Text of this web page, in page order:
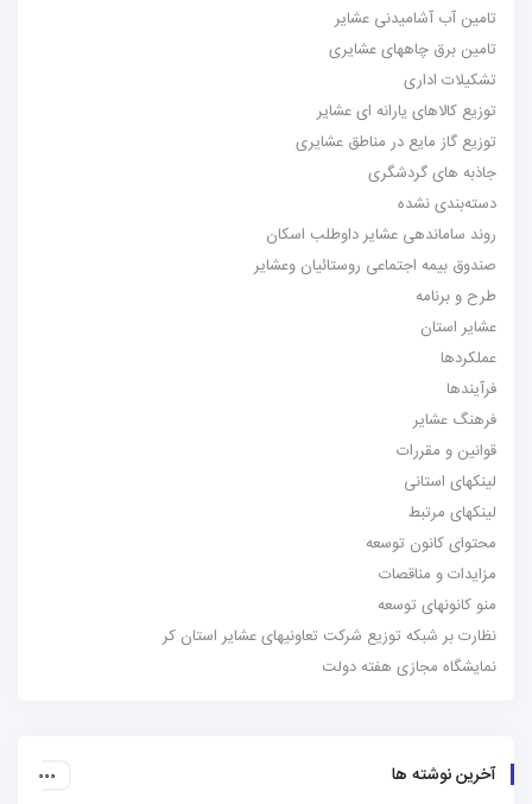
تامین آب آشامیدنی عشایر
تامین برق چاههای عشایری
تشکیلات اداری
توزیع کالاهای یارانه ای عشایر
توزیع گاز مایع در مناطق عشایری
جاذبه های گردشگری
دسته‌بندی نشده
روند ساماندهی عشایر داوطلب اسکان
صندوق بیمه اجتماعی روستائیان وعشایر
طرح و برنامه
عشایر استان
عملکردها
فرآیندها
فرهنگ عشایر
قوانین و مقررات
لینکهای استانی
لینکهای مرتبط
محتوای کانون توسعه
مزایدات و مناقصات
منو کانونهای توسعه
نظارت بر شبکه توزیع شرکت تعاونیهای عشایر استان کر
نمایشگاه مجازی هفته دولت
آخرین نوشته ها